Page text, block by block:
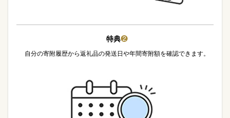
特典❷
自分の寄附履歴から返礼品の発送日や年間寄附額を確認できます。